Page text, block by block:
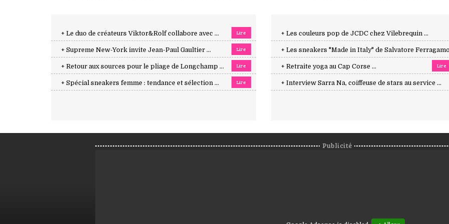
+ Le duo de créateurs Viktor&Rolf collabore avec ... Lire
+ Supreme New-York invite Jean-Paul Gaultier ... Lire
+ Retour aux sources pour le pliage de Longchamp ... Lire
+ Spécial sneakers femme : tendance et sélection ... Lire
+ Les couleurs pop de JCDC chez Vilebrequin ...
+ Les sneakers "Made in Italy" de Salvatore
+ Retraite yoga au Cap Corse ... Lire
+ Interview Sarra Na, coiffeuse de stars au service ...
Publicité